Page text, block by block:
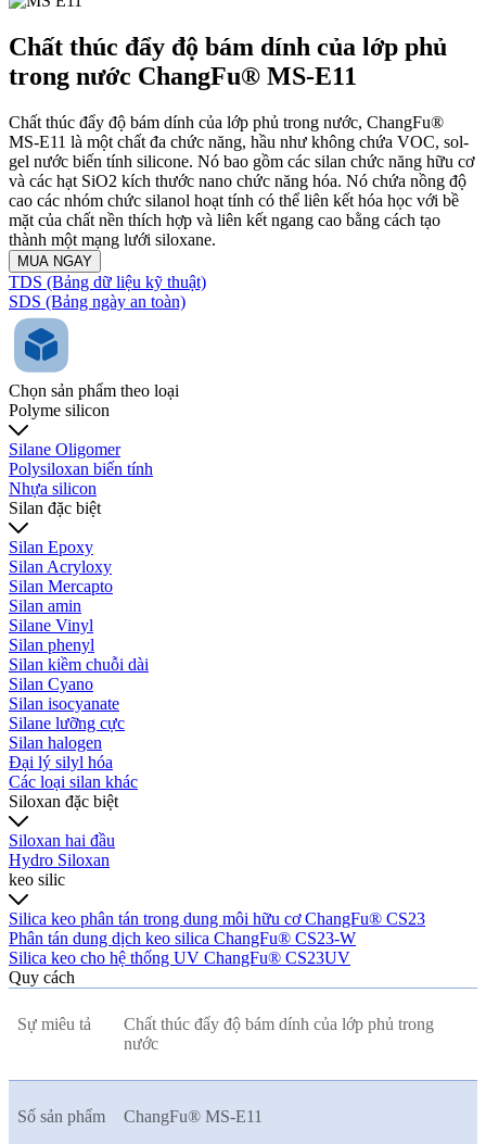
Chất thúc đẩy độ bám dính của lớp phủ
trong nước ChangFu® MS-E11
Chất thúc đẩy độ bám dính của lớp phủ trong nước, ChangFu®
MS-E11 là một chất đa chức năng, hầu như không chứa VOC, sol-
gel nước biến tính silicone. Nó bao gồm các silan chức năng hữu cơ
và các hạt SiO2 kích thước nano chức năng hóa. Nó chứa nồng độ
cao các nhóm chức silanol hoạt tính có thể liên kết hóa học với bề
mặt của chất nền thích hợp và liên kết ngang cao bằng cách tạo
thành một mạng lưới siloxane.
MUA NGAY
TDS (Bảng dữ liệu kỹ thuật)
SDS (Bảng ngày an toàn)
Chọn sản phẩm theo loại
Polyme silicon
Silane Oligomer
Polysiloxan biến tính
Nhựa silicon
Silan đặc biệt
Silan Epoxy
Silan Acryloxy
Silan Mercapto
Silan amin
Silane Vinyl
Silan phenyl
Silan kiềm chuỗi dài
Silan Cyano
Silan isocyanate
Silane lưỡng cực
Silan halogen
Đại lý silyl hóa
Các loại silan khác
Siloxan đặc biệt
Siloxan hai đầu
Hydro Siloxan
keo silic
Silica keo phân tán trong dung môi hữu cơ ChangFu® CS23
Phân tán dung dịch keo silica ChangFu® CS23-W
Silica keo cho hệ thống UV ChangFu® CS23UV
Quy cách
Sự miêu tả
Chất thúc đẩy độ bám dính của lớp phủ trong
nước
Số sản phẩm ChangFu® MS-E11